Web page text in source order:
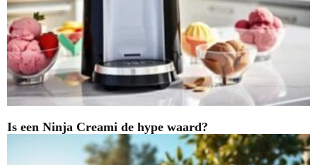
Is een Ninja Creami de hype waard?